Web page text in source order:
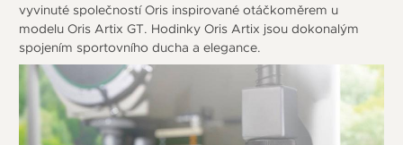
vyvinuté společností Oris inspirované otáčkoměrem u
modelu Oris Artix GT. Hodinky Oris Artix jsou dokonalým
spojením sportovního ducha a elegance.